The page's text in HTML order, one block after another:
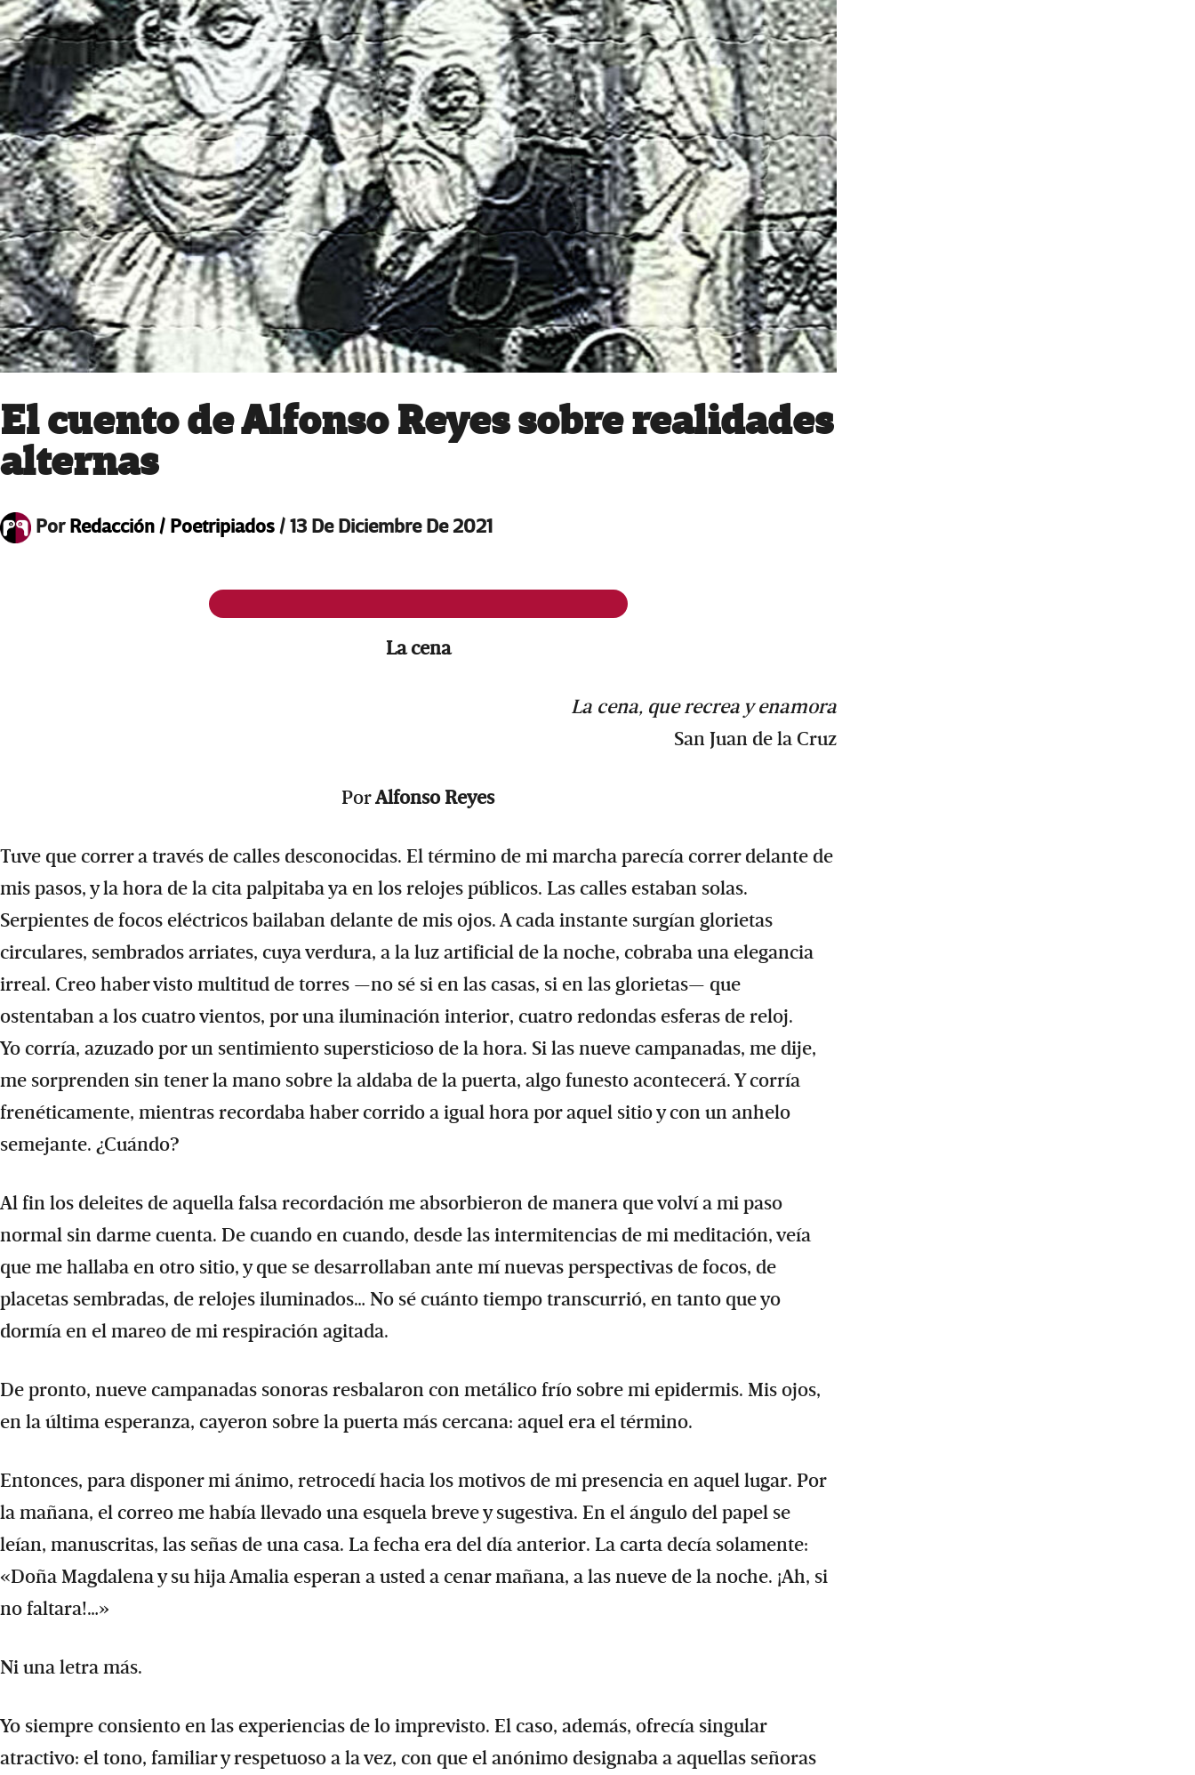
El cuento de Alfonso Reyes sobre realidades
alternas
PorRedacción / Poetripiados/13 De Diciembre De 2021
La cena
La cena, que recrea y enamora
San Juan de la Cruz
PorAlfonso Reyes
Tuve que correr a través de calles desconocidas. El término de mi marcha parecía correr delante de
mis pasos, y la hora de la cita palpitaba ya en los relojes públicos. Las calles estaban solas.
Serpientes de focos eléctricos bailaban delante de mis ojos. A cada instante surgían glorietas
circulares, sembrados arriates, cuya verdura, a la luz artificial de la noche, cobraba una elegancia
irreal. Creo haber visto multitud de torres —no sé si en las casas, si en las glorietas— que
ostentaban a los cuatro vientos, por una iluminación interior, cuatro redondas esferas de reloj.
Yo corría, azuzado por un sentimiento supersticioso de la hora. Si las nueve campanadas, me dije,
me sorprenden sin tener la mano sobre la aldaba de la puerta, algo funesto acontecerá. Y corría
frenéticamente, mientras recordaba haber corrido a igual hora por aquel sitio y con un anhelo
semejante. ¿Cuándo?
Al fin los deleites de aquella falsa recordación me absorbieron de manera que volví a mi paso
normal sin darme cuenta. De cuando en cuando, desde las intermitencias de mi meditación, veía
que me hallaba en otro sitio, y que se desarrollaban ante mí nuevas perspectivas de focos, de
placetas sembradas, de relojes iluminados… No sé cuánto tiempo transcurrió, en tanto que yo
dormía en el mareo de mi respiración agitada.
De pronto, nueve campanadas sonoras resbalaron con metálico frío sobre mi epidermis. Mis ojos,
en la última esperanza, cayeron sobre la puerta más cercana: aquel era el término.
Entonces, para disponer mi ánimo, retrocedí hacia los motivos de mi presencia en aquel lugar. Por
la mañana, el correo me había llevado una esquela breve y sugestiva. En el ángulo del papel se
leían, manuscritas, las señas de una casa. La fecha era del día anterior. La carta decía solamente:
«Doña Magdalena y su hija Amalia esperan a usted a cenar mañana, a las nueve de la noche. ¡Ah, si
no faltara!…»
Ni una letra más.
Yo siempre consiento en las experiencias de lo imprevisto. El caso, además, ofrecía singular
atractivo: el tono, familiar y respetuoso a la vez, con que el anónimo designaba a aquellas señoras